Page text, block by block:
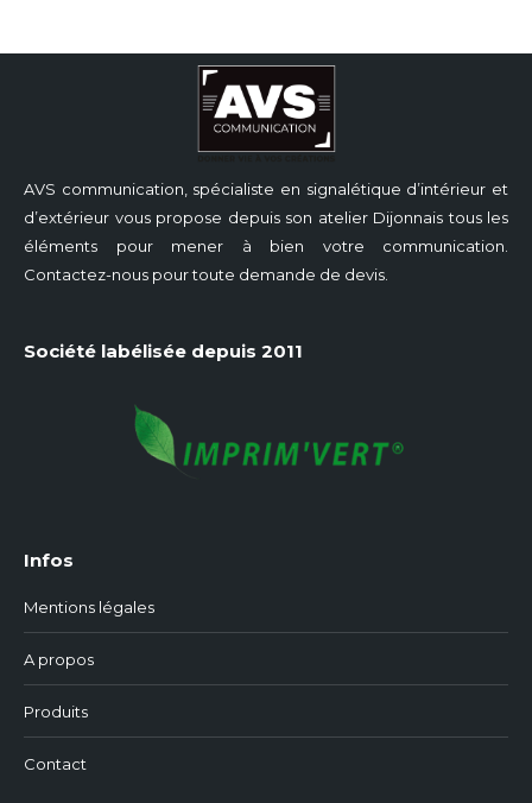
AVS communication, spécialiste en signalétique d’intérieur et
d’extérieur vous propose depuis son atelier Dijonnais tous les
éléments pour mener à bien votre communication.
Contactez-nous pour toute demande de devis.
Société labélisée depuis 2011
Infos
Mentions légales
A propos
Produits
Contact